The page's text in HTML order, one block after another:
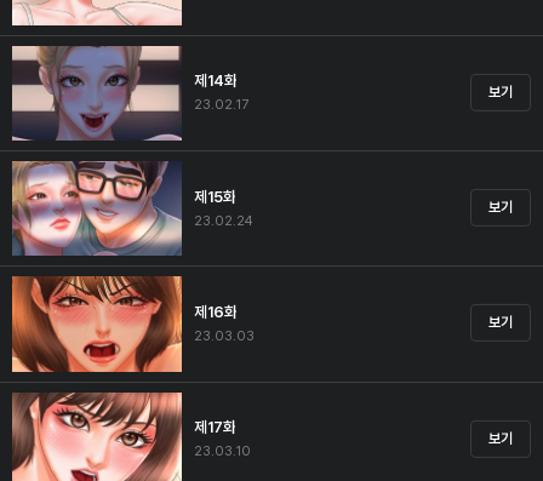
제14화
23.02.17
보기
제15화
23.02.24
보기
제16화
23.03.03
보기
제17화
23.03.10
보기